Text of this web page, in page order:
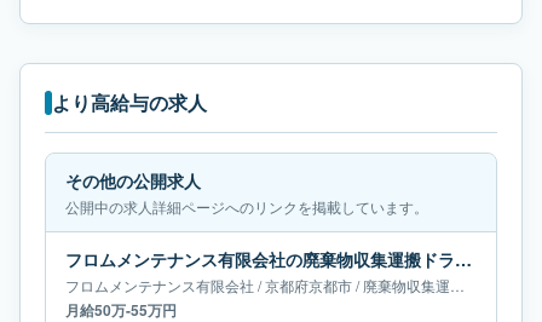
より高給与の求人
その他の公開求人
公開中の求人詳細ページへのリンクを掲載しています。
フロムメンテナンス有限会社の廃棄物収集運搬ドライバー求人｜京都府京都市｜月給50万-55万円
フロムメンテナンス有限会社 /京都府京都市/廃棄物収集運搬ドライバー
月給50万-55万円